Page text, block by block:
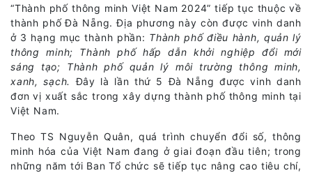
“Thành phố thông minh Việt Nam 2024” tiếp tục thuộc về
thành phố Đà Nẵng. Địa phương này còn được vinh danh
ở 3 hạng mục thành phần: Thành phố điều hành, quản lý
thông minh; Thành phố hấp dẫn khởi nghiệp đổi mới
sáng tạo; Thành phố quản lý môi trường thông minh,
xanh, sạch. Đây là lần thứ 5 Đà Nẵng được vinh danh
đơn vị xuất sắc trong xây dựng thành phố thông minh tại
Việt Nam.
Theo TS Nguyễn Quân, quá trình chuyển đổi số, thông
minh hóa của Việt Nam đang ở giai đoạn đầu tiên; trong
những năm tới Ban Tổ chức sẽ tiếp tục nâng cao tiêu chí,